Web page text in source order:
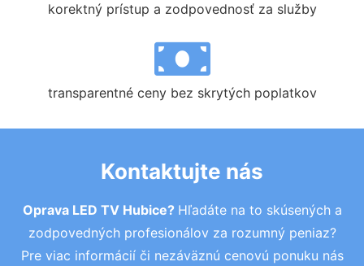
korektný prístup a zodpovednosť za služby
transparentné ceny bez skrytých poplatkov
Kontaktujte nás
Oprava LED TV Hubice? Hľadáte na to skúsených a
zodpovedných profesionálov za rozumný peniaz?
Pre viac informácií či nezáväznú cenovú ponuku nás